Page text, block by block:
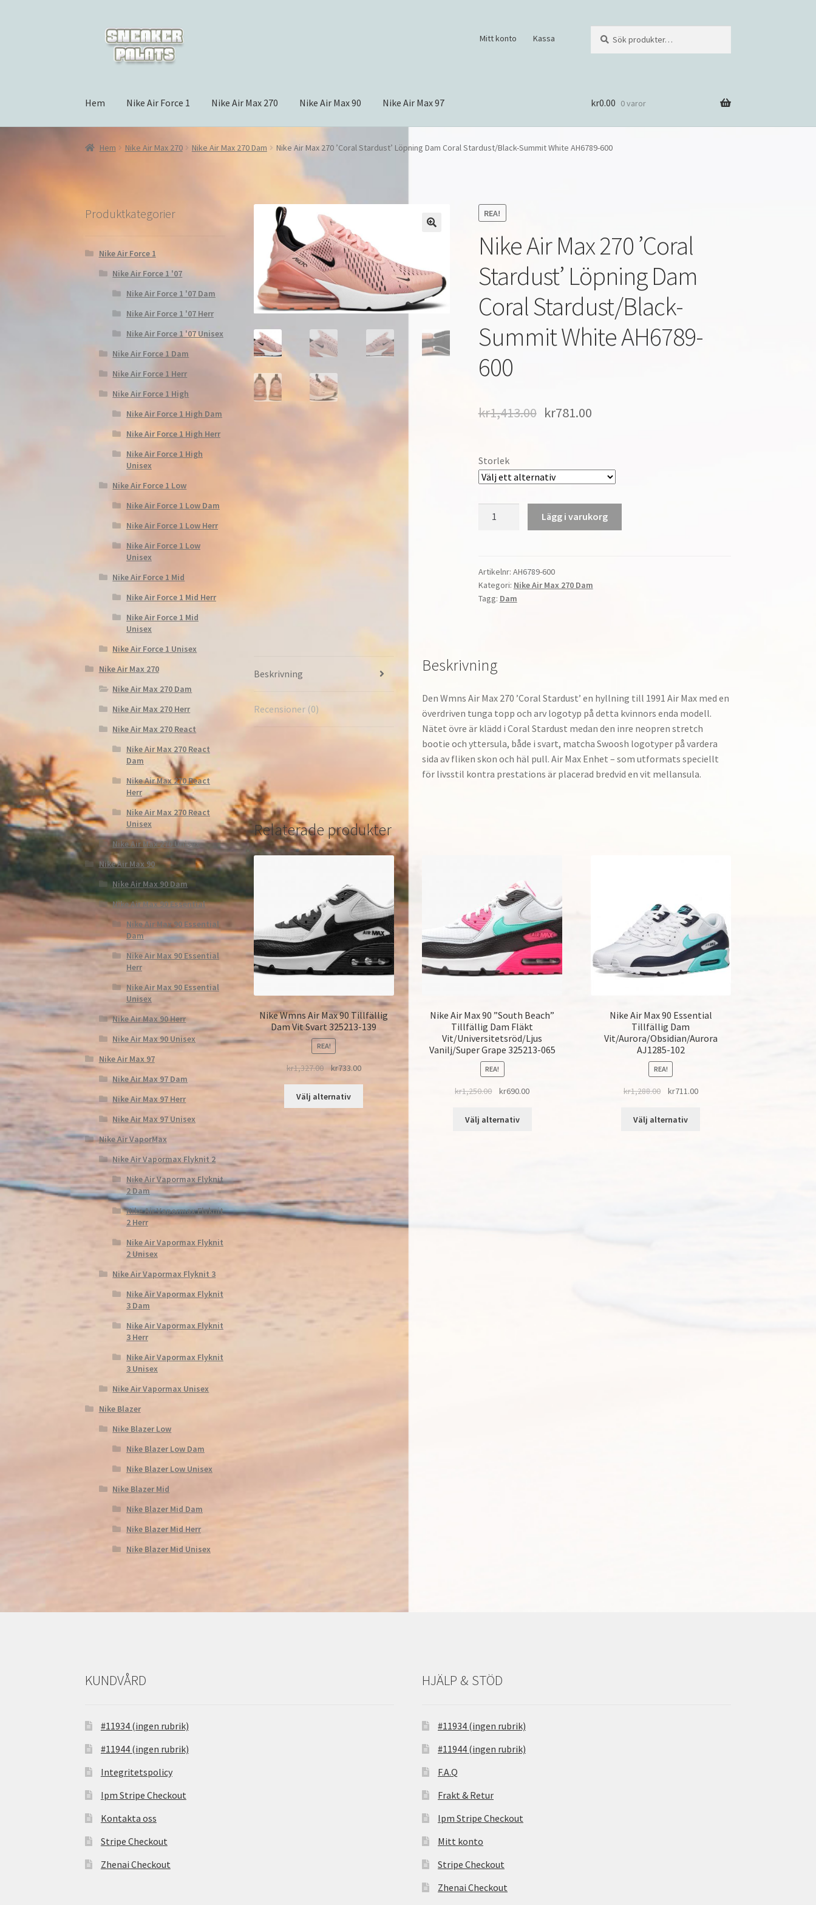
Hoppa
navigering
Hoppa
innehåll
Mitt konto Kassa
efter:
Hem Nike Air Force 1 Nike Air Max 270 Nike Air Max 90 Nike Air Max 97 kr0.00 0 varor
Hem Nike Air Max 270 Nike Air Max 270 Dam Nike Air Max 270 ’Coral Stardust’ Löpning Dam Coral Stardust/Black-Summit White AH6789-600
REA!
Nike Air Max 270 ’Coral
Stardust’ Löpning Dam
Coral Stardust/Black-
Summit White AH6789-
600
kr1,413.00 kr781.00
Storlek
'Coral
Stardust'
Löpning
Summit
White
AH6789-
mängd
Lägg i varukorg
Artikelnr: AH6789-600
Kategori: Nike Air Max 270 Dam
Tagg: Dam
Beskrivning
Recensioner (0)
Beskrivning
Den Wmns Air Max 270 ’Coral Stardust’ en hyllning till 1991 Air Max med en
överdriven tunga topp och arv logotyp på detta kvinnors enda modell.
Nätet övre är klädd i Coral Stardust medan den inre neopren stretch
bootie och yttersula, både i svart, matcha Swoosh logotyper på vardera
sida av fliken skon och häl pull. Air Max Enhet – som utformats speciellt
för livsstil kontra prestations är placerad bredvid en vit mellansula.
Relaterade produkter
Nike Wmns Air Max 90 Tillfällig
Dam Vit Svart 325213-139
REA!
kr1,327.00 kr733.00
Välj alternativ
Nike Air Max 90 ”South Beach”
Tillfällig Dam Fläkt
Vit/Universitetsröd/Ljus
Vanilj/Super Grape 325213-065
REA!
kr1,250.00 kr690.00
Välj alternativ
Nike Air Max 90 Essential
Tillfällig Dam
Vit/Aurora/Obsidian/Aurora
AJ1285-102
REA!
kr1,288.00 kr711.00
Välj alternativ
Produktkategorier
Nike Air Force 1
Nike Air Force 1 '07
Nike Air Force 1 '07 Dam
Nike Air Force 1 '07 Herr
Nike Air Force 1 '07 Unisex
Nike Air Force 1 Dam
Nike Air Force 1 Herr
Nike Air Force 1 High
Nike Air Force 1 High Dam
Nike Air Force 1 High Herr
Nike Air Force 1 High
Unisex
Nike Air Force 1 Low
Nike Air Force 1 Low Dam
Nike Air Force 1 Low Herr
Nike Air Force 1 Low
Unisex
Nike Air Force 1 Mid
Nike Air Force 1 Mid Herr
Nike Air Force 1 Mid
Unisex
Nike Air Force 1 Unisex
Nike Air Max 270
Nike Air Max 270 Dam
Nike Air Max 270 Herr
Nike Air Max 270 React
Nike Air Max 270 React
Dam
Nike Air Max 270 React
Herr
Nike Air Max 270 React
Unisex
Nike Air Max 270 Unisex
Nike Air Max 90
Nike Air Max 90 Dam
Nike Air Max 90 Essential
Nike Air Max 90 Essential
Dam
Nike Air Max 90 Essential
Herr
Nike Air Max 90 Essential
Unisex
Nike Air Max 90 Herr
Nike Air Max 90 Unisex
Nike Air Max 97
Nike Air Max 97 Dam
Nike Air Max 97 Herr
Nike Air Max 97 Unisex
Nike Air VaporMax
Nike Air Vapormax Flyknit 2
Nike Air Vapormax Flyknit
2 Dam
Nike Air Vapormax Flyknit
2 Herr
Nike Air Vapormax Flyknit
2 Unisex
Nike Air Vapormax Flyknit 3
Nike Air Vapormax Flyknit
3 Dam
Nike Air Vapormax Flyknit
3 Herr
Nike Air Vapormax Flyknit
3 Unisex
Nike Air Vapormax Unisex
Nike Blazer
Nike Blazer Low
Nike Blazer Low Dam
Nike Blazer Low Unisex
Nike Blazer Mid
Nike Blazer Mid Dam
Nike Blazer Mid Herr
Nike Blazer Mid Unisex
KUNDVÅRD
#11934 (ingen rubrik)
#11944 (ingen rubrik)
Integritetspolicy
Ipm Stripe Checkout
Kontakta oss
Stripe Checkout
Zhenai Checkout
HJÄLP & STÖD
#11934 (ingen rubrik)
#11944 (ingen rubrik)
F.A.Q
Frakt & Retur
Ipm Stripe Checkout
Mitt konto
Stripe Checkout
Zhenai Checkout